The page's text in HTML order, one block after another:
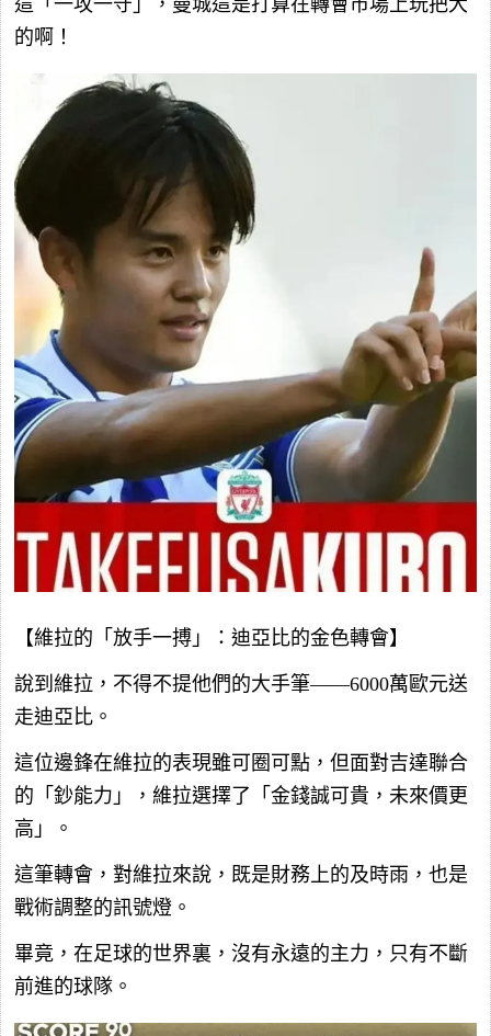
這「一攻一守」，曼城這是打算在轉會市場上玩把大
的啊！
【維拉的「放手一搏」：迪亞比的金色轉會】
說到維拉，不得不提他們的大手筆——6000萬歐元送
走迪亞比。
這位邊鋒在維拉的表現雖可圈可點，但面對吉達聯合
的「鈔能力」，維拉選擇了「金錢誠可貴，未來價更
高」。
這筆轉會，對維拉來說，既是財務上的及時雨，也是
戰術調整的訊號燈。
畢竟，在足球的世界裏，沒有永遠的主力，只有不斷
前進的球隊。